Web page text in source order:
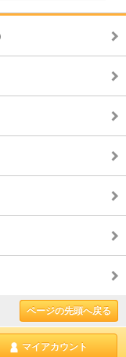
ページの先頭へ戻る
マイアカウント